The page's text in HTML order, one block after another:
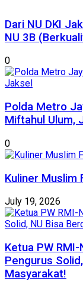
Dari NU DKI
NU 3B
0
Polda Metro
Miftahul Ulum,
0
Kuliner Muslim
July 19, 2026
Ketua PW
Pengurus
Masyarakat!